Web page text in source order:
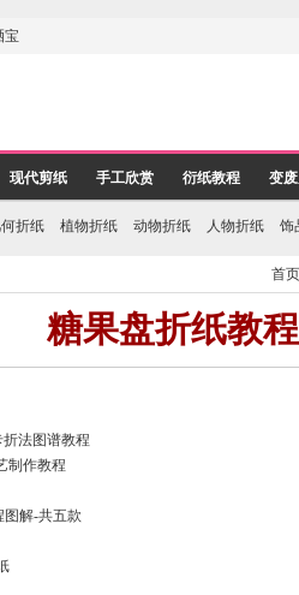
宝
现代剪纸 手工欣赏 衍纸教程 变
何折纸 植物折纸 动物折纸 人物折纸 饰
首
糖果盘折纸教程
折法图谱教程
制作教程
图解-共五款